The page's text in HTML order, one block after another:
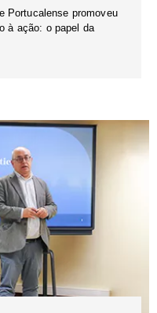
Portucalense promoveu
à ação: o papel da